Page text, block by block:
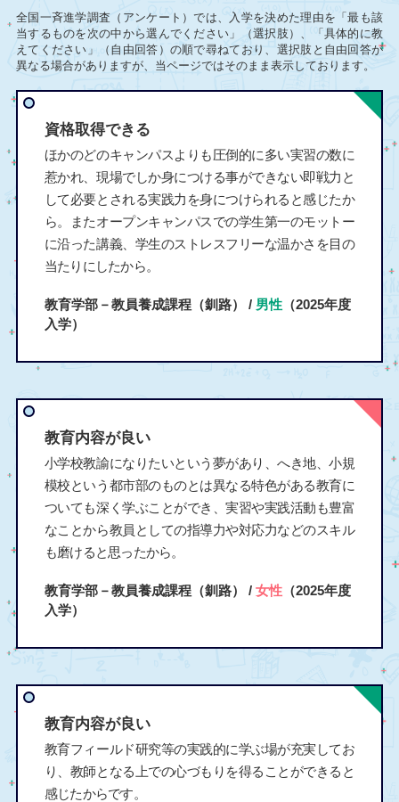
全国一斉進学調査（アンケート）では、入学を決めた理由を「最も該
当するものを次の中から選んでください」（選択肢）、「具体的に教
えてください」（自由回答）の順で尋ねており、選択肢と自由回答が
異なる場合がありますが、当ページではそのまま表示しております。
資格取得できる
ほかのどのキャンパスよりも圧倒的に多い実習の数に
惹かれ、現場でしか身につける事ができない即戦力と
して必要とされる実践力を身につけられると感じたか
ら。またオープンキャンパスでの学生第一のモットー
に沿った講義、学生のストレスフリーな温かさを目の
当たりにしたから。
教育学部－教員養成課程（釧路） / 男性（2025年度
入学）
教育内容が良い
小学校教諭になりたいという夢があり、へき地、小規
模校という都市部のものとは異なる特色がある教育に
ついても深く学ぶことができ、実習や実践活動も豊富
なことから教員としての指導力や対応力などのスキル
も磨けると思ったから。
教育学部－教員養成課程（釧路） / 女性（2025年度
入学）
教育内容が良い
教育フィールド研究等の実践的に学ぶ場が充実してお
り、教師となる上での心づもりを得ることができると
感じたからです。